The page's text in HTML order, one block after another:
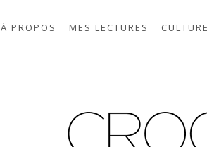
À PROPOS MES LECTURES